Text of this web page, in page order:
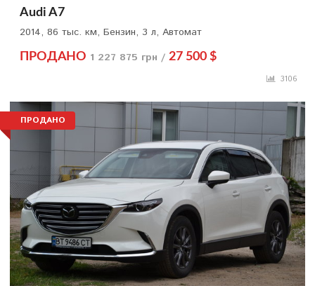
Audi A7
2014, 86 тыс. км, Бензин, 3 л, Автомат
ПРОДАНО 1 227 875 грн / 27 500 $
3106
ПРОДАНО